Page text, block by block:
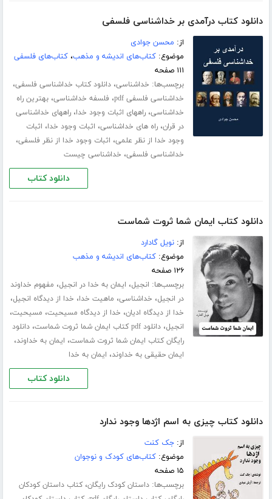
دانلود کتاب درآمدی بر خداشناسی فلسفی
از: محسن جوادی
موضوع:کتاب‌های اندیشه و مذهب،کتاب‌های فلسفی
۱۱۱ صفحه
برچسب‌ها: خداشناسی،دانلود کتاب خداشناسی فلسفی،
خداشناسی فلسفی pdf ، فلسفه خداشناسی،بهترین راه
خداشناسی،راههای اثبات وجود خدا،راههای خداشناسی
در قران،راه های خداشناسی، اثبات وجود خدا، اثبات
وجود خدا از نظر علمی، اثبات وجود خدا از نظر فلسفی،
خداشناسی فلسفی، خداشناسی چیست
دانلود کتاب
دانلود کتاب ایمان شما ثروت شماست
از:نویل گادارد
موضوع:کتاب‌های اندیشه و مذهب
۱۲۶ صفحه
برچسب‌ها: انجیل، ایمان به خدا در انجیل، مفهوم خداوند
در انجیل، خداشناسی، ماهیت خدا، خدا از دیدگاه انجیل،
خدا از دیدگاه ادیان، خدا از دیدگاه مسیحیت، مسیحیت،
انجیل،دانلود pdf کتاب ایمان شما ثروت شماست ،دانلود
رایگان کتاب ایمان شما ثروت شماست، ایمان به خداوند،
ایمان حقیقی به خداوند، ایمان به خدا
دانلود کتاب
دانلود کتاب چیزی به اسم اژدها وجود ندارد
از:جک کنت
موضوع:کتاب‌های کودک و نوجوان
۱۵ صفحه
برچسب‌ها:داستان کودک رایگان،کتاب داستان کودکان